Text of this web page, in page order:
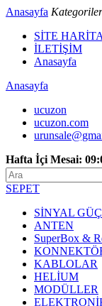
Anasayfa Kategoriler
SİTE
İLETİŞİM
Anasayfa
Anasayfa
ucuzon
ucuzon.com
Hafta İçi Mesai:
SEPET
SİNYAL
ANTEN
SuperBox &
KABLOLAR
HELİUM
MODÜLLER